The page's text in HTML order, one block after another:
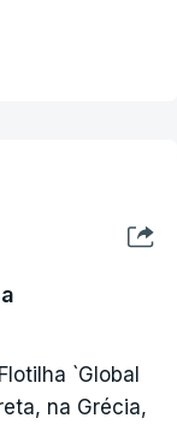
da república
antigo
foram
`Global
na Grécia,